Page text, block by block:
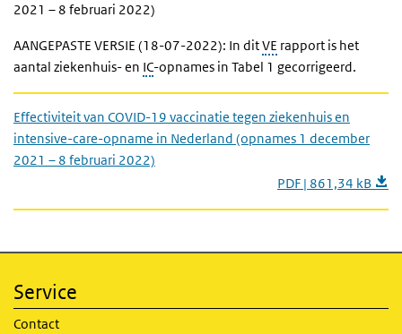
2021 – 8 februari 2022)
AANGEPASTE VERSIE (18-07-2022): In ditVE rapport is het
aantal ziekenhuis- en IC-opnames in Tabel 1 gecorrigeerd.
Effectiviteit van COVID-19 vaccinatie tegen ziekenhuis en
intensive-care-opname in Nederland (opnames 1 december
2021 – 8 februari 2022)
PDF | 861,34 kB
Service
Contact